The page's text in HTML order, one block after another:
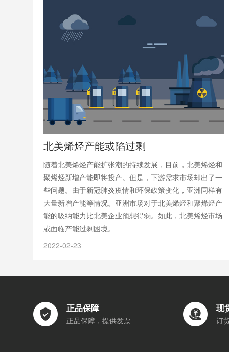
北美烯烃产能或陷过剩
​随着北美烯烃产能扩张潮的持续发展，目前，北美烯烃和
聚烯烃新增产能即将投产。但是，下游需求市场却出了一
些问题。由于新冠肺炎疫情和环保政策变化，亚洲同样有
大量新增产能等情况。亚洲市场对于北美烯烃和聚烯烃产
能的吸纳能力比北美企业预想得弱。如此，北美烯烃市场
或面临产能过剩困境。
2022-02-23
正品保障
正品保障，提供发票
现
订